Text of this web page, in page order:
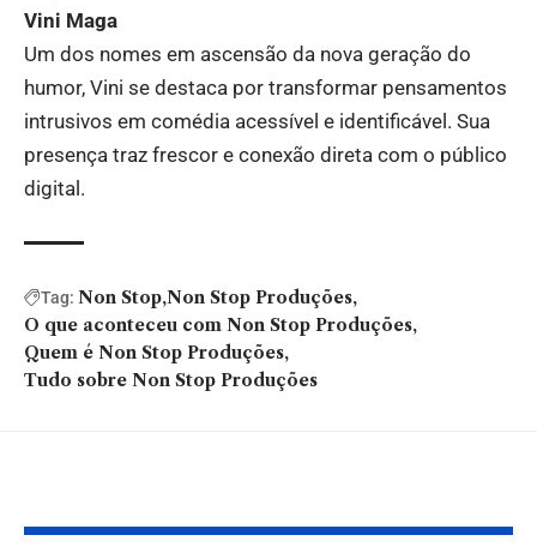
Vini Maga
Um dos nomes em ascensão da nova geração do
humor, Vini se destaca por transformar pensamentos
intrusivos em comédia acessível e identificável. Sua
presença traz frescor e conexão direta com o público
digital.
Tag: Non Stop Non Stop Produções
O que aconteceu com Non Stop Produções
Quem é Non Stop Produções
Tudo sobre Non Stop Produções